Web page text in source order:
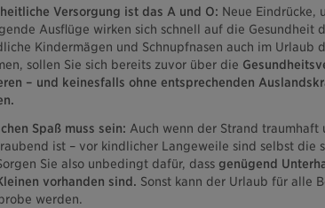
Versorgung ist das A und O: Neue Eindrücke,
Ausflüge wirken sich schnell auf die Gesundheit
Kindermägen und Schnupfnasen auch im Urlaub
sollen Sie sich bereits zuvor über die
– und keinesfalls ohne entsprechenden
Spaß muss sein: Auch wenn der Strand traumhaft
ist – vor kindlicher Langeweile sind selbst die
Sie also unbedingt dafür, dass genügend
vorhanden sind. Sonst kann der Urlaub für alle
werden.